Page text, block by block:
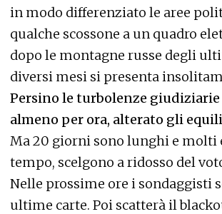
in modo differenziato le aree
qualche scossone a un quadro
dopo le montagne russe degli
diversi mesi si presenta
Persino le turbolenze
almeno per ora, alterato gli
Ma 20 giorni sono lunghi e molti
tempo, scelgono a ridosso del
Nelle prossime ore i sondaggisti
ultime carte. Poi scatterà il